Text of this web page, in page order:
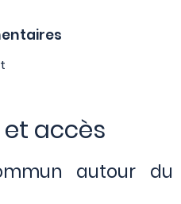
accès
autour du